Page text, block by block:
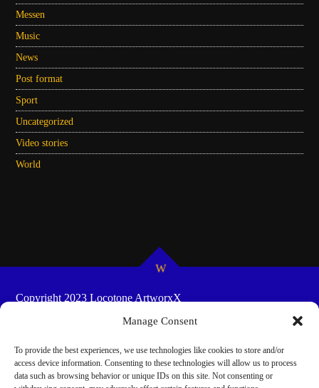
Manage Consent
To provide the best experiences, we use technologies like cookies to store and/or
access device information. Consenting to these technologies will allow us to process
data such as browsing behavior or unique IDs on this site. Not consenting or
Messen
Music
News
Post format
Sport
Uncategorized
Video stories
World
Copyright 2023 Locotone ArtworxX
SHOW-SCHEDULES
COOKIE POLICY